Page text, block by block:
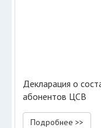
Декларация о
абонентов ЦСВ
Подробнее >>